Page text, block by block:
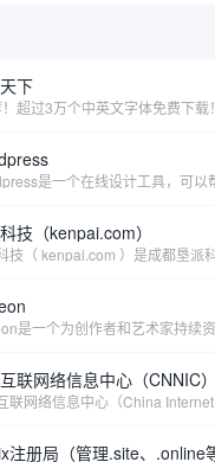
下
超过3万个中英文字体免费下载！
技（kenpai.com）
联网络信息中心（CNNIC）